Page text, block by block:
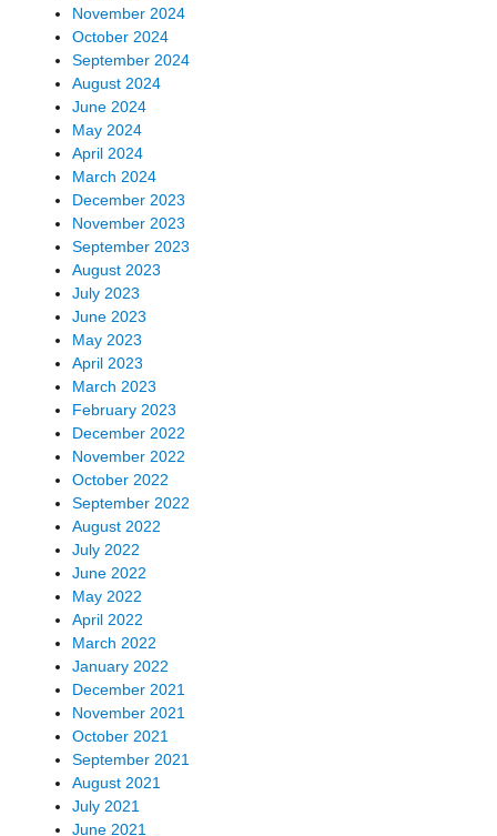
November 2024
October 2024
September 2024
August 2024
June 2024
May 2024
April 2024
March 2024
December 2023
November 2023
September 2023
August 2023
July 2023
June 2023
May 2023
April 2023
March 2023
February 2023
December 2022
November 2022
October 2022
September 2022
August 2022
July 2022
June 2022
May 2022
April 2022
March 2022
January 2022
December 2021
November 2021
October 2021
September 2021
August 2021
July 2021
June 2021